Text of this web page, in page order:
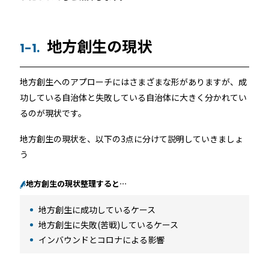
1-1. 地方創生の現状
地方創生へのアプローチにはさまざまな形がありますが、成
功している自治体と失敗している自治体に大きく分かれてい
るのが現状です。
地方創生の現状を、以下の3点に分けて説明していきましょ
う
地方創生の現状整理すると…
地方創生に成功しているケース
地方創生に失敗(苦戦)しているケース
インバウンドとコロナによる影響
ホーム
機能
機能トップ
ユニバーサルアクセスキー＆かぎ
他社スマートロックとの連携
システム連携
システム連携トップ
連携システム一覧
製品情報
製品情報トップ
利用事例